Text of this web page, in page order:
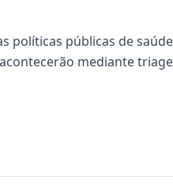
políticas públicas de
mediante